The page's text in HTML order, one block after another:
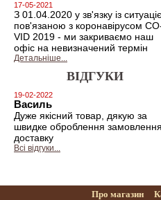
17-05-2021
З 01.04.2020 у зв'язку із
пов'язаною з коронавірусом
VID 2019 - ми закриваємо наш
офіс на невизначений термін
Детальніше...
ВІДГУКИ
19-02-2022
Василь
Дуже якісний товар, дякую за
швидке оброблення
доставку
Всі відгуки...
Про магазин